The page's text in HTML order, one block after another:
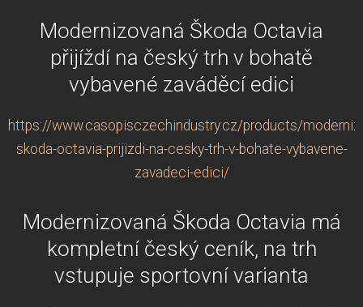
Modernizovaná Škoda Octavia
přijíždí na český trh v bohatě
vybavené zaváděcí edici
https://www.casopisczechindustry.cz/products/
skoda-octavia-prijizdi-na-cesky-trh-v-bohate-vybavene-
zavadeci-edici/
Modernizovaná Škoda Octavia má
kompletní český ceník, na trh
vstupuje sportovní varianta